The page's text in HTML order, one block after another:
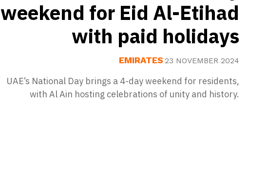
weekend for Eid Al-Etihad
with paid holidays
EMIRATES 23 NOVEMBER 2024
UAE’s National Day brings a 4-day weekend for residents,
with Al Ain hosting celebrations of unity and history.